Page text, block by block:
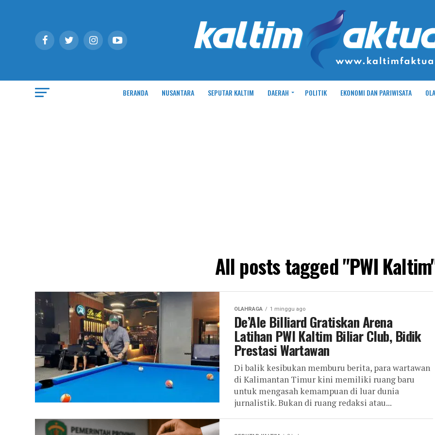
BERANDA NUSANTARA SEPUTAR KALTIM DAERAH POLITIK EKONOMI DAN PARIWISATA
All posts tagged "PWI
OLAHRAGA 1 minggu ago
De’Ale Billiard Gratiskan Arena
Latihan PWI Kaltim Biliar Club, Bidik
Prestasi Wartawan
Di balik kesibukan memburu berita, para wartawan
di Kalimantan Timur kini memiliki ruang baru
untuk mengasah kemampuan di luar dunia
jurnalistik. Bukan di ruang redaksi atau...